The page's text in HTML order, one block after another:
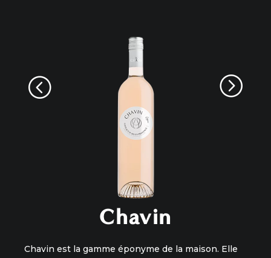
Chavin
Chavin est la gamme éponyme de la maison. Elle